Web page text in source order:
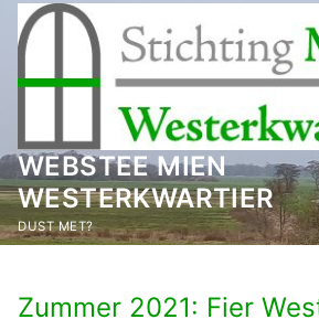
naar
inhoud
WEBSTEE MIEN
WESTERKWARTIER
DUST MET? Zoeken naar:
Zummer 2021: Fier